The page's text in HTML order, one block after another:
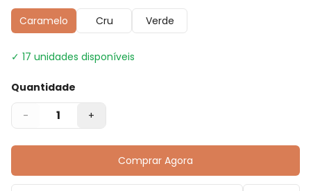
Caramelo
Cru Verde
✓ 17 unidades disponíveis
Quantidade
- 1 +
Comprar Agora